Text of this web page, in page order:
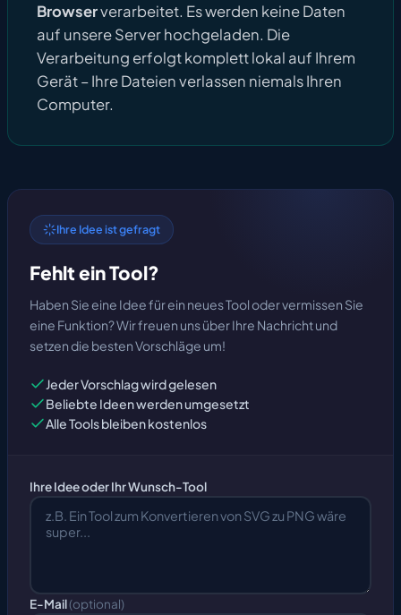
Browserverarbeitet. Es werden keine Daten
auf unsere Server hochgeladen. Die
Verarbeitung erfolgt komplett lokal auf Ihrem
Gerät – Ihre Dateien verlassen niemals Ihren
Computer.
Ihre Idee ist gefragt
Fehlt ein Tool?
Haben Sie eine Idee für ein neues Tool oder vermissen Sie
eine Funktion? Wir freuen uns über Ihre Nachricht und
setzen die besten Vorschläge um!
Jeder Vorschlag wird gelesen
Beliebte Ideen werden umgesetzt
Alle Tools bleiben kostenlos
Ihre Idee oder Ihr Wunsch-Tool
E-Mail(optional)